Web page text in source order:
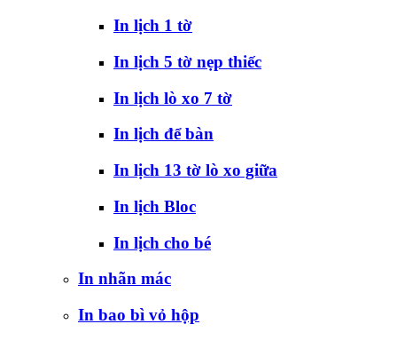
In lịch 1 tờ
In lịch 5 tờ nẹp thiếc
In lịch lò xo 7 tờ
In lịch để bàn
In lịch 13 tờ lò xo giữa
In lịch Bloc
In lịch cho bé
In nhãn mác
In bao bì vỏ hộp